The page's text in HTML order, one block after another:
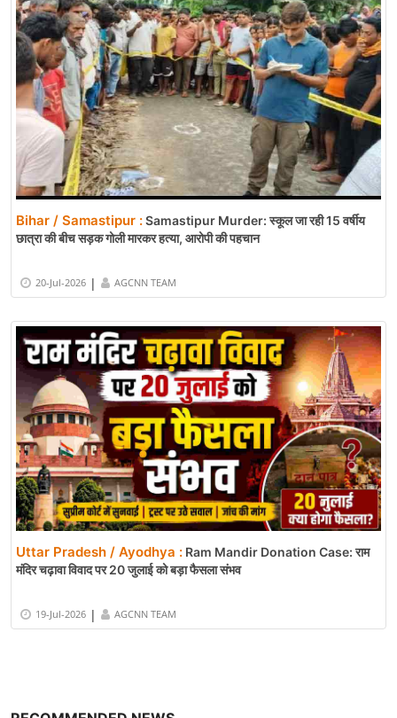
Bihar / Samastipur :Samastipur Murder: स्कूल जा रही 15 वर्षीय
छात्रा की बीच सड़क गोली मारकर हत्या, आरोपी की पहचान
20-Jul-2026 | AGCNN TEAM
Uttar Pradesh / Ayodhya : Ram Mandir Donation Case: राम
मंदिर चढ़ावा विवाद पर 20 जुलाई को बड़ा फैसला संभव
19-Jul-2026 | AGCNN TEAM